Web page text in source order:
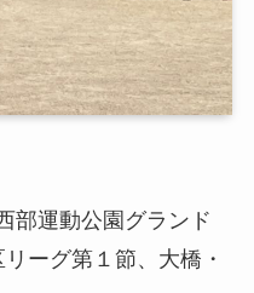
部運動公園グランド
ーグ第１節、大橋・